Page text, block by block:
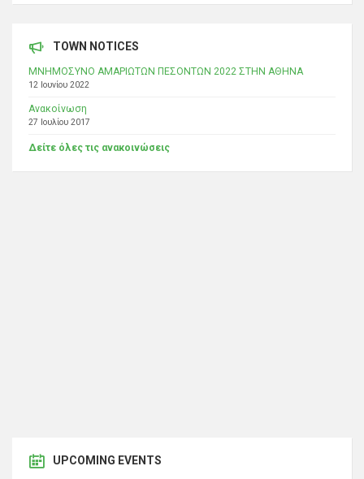
TOWN NOTICES
ΜΝΗΜΟΣΥΝΟ ΑΜΑΡΙΩΤΩΝ ΠΕΣΟΝΤΩΝ 2022 ΣΤΗΝ ΑΘΗΝΑ
12 Ιουνίου 2022
Ανακοίνωση
27 Ιουλίου 2017
Δείτε όλες τις ανακοινώσεις
UPCOMING EVENTS